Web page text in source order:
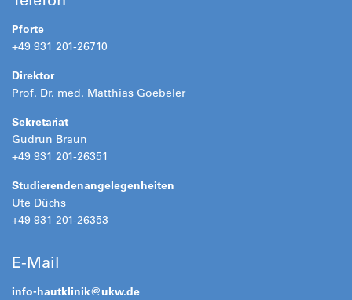
Pforte
+49 931 201-26710
Direktor
Prof. Dr. med. Matthias Goebeler
Sekretariat
Gudrun Braun
+49 931 201-26351
Studierendenangelegenheiten
Ute Düchs
+49 931 201-26353
E-Mail
info-hautklinik@ukw.de